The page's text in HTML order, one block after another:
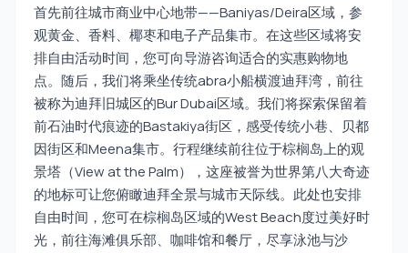
首先前往城市商业中心地带——Baniyas/Deira区域，参
观黄金、香料、椰枣和电子产品集市。在这些区域将安
排自由活动时间，您可向导游咨询适合的实惠购物地
点。随后，我们将乘坐传统abra小船横渡迪拜湾，前往
被称为迪拜旧城区的Bur Dubai区域。我们将探索保留着
前石油时代痕迹的Bastakiya街区，感受传统小巷、贝都
因街区和Meena集市。行程继续前往位于棕榈岛上的观
景塔（View at the Palm），这座被誉为世界第八大奇迹
的地标可让您俯瞰迪拜全景与城市天际线。此处也安排
自由时间，您可在棕榈岛区域的West Beach度过美好时
光，前往海滩俱乐部、咖啡馆和餐厅，尽享泳池与沙